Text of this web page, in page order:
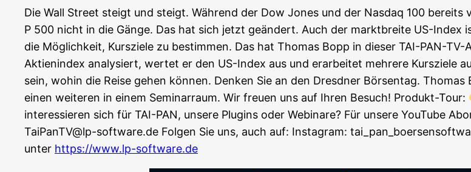
Die Wall Street steigt und steigt. Wäh­rend der Dow Jones und der Nasdaq 100
P 500 nicht in die Gän­ge. Das hat sich jetzt geän­dert. Auch der markt­brei­te US-
die Mög­lich­keit, Kurs­zie­le zu bestim­men. Das hat Tho­mas Bopp in die­ser TAI-PAN-
Akti­en­in­dex ana­ly­siert, wer­tet er den US-Index aus und erar­bei­tet meh­re­re Kurs­zie­le
sein, wohin die Rei­se gehen kön­nen. Den­ken Sie an den Dresd­ner Bör­sen­tag.
einen wei­te­ren in einem Semi­nar­raum. Wir freu­en uns auf Ihren Besuch! Pro­dukt-Tour:
inter­es­sie­ren sich für TAI-PAN, unse­re Plug­ins oder Web­i­na­re? Für unse­re You­Tube
TaiPanTV@lp-software.de Fol­gen Sie uns, auch auf: Insta­gram:
unter https://www.lp-software.de